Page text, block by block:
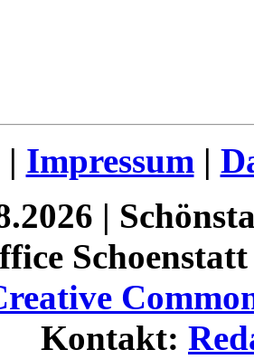
| Impressum|
|
Kontakt: